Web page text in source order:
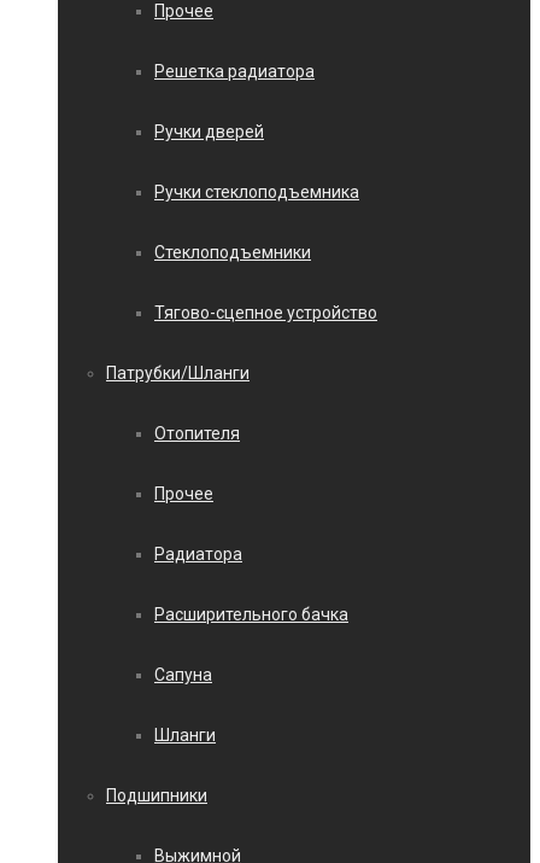
Прочее
Решетка радиатора
Ручки дверей
Ручки стеклоподъемника
Стеклоподъемники
Тягово-сцепное устройство
Патрубки/Шланги
Отопителя
Прочее
Радиатора
Расширительного бачка
Сапуна
Шланги
Подшипники
Выжимной